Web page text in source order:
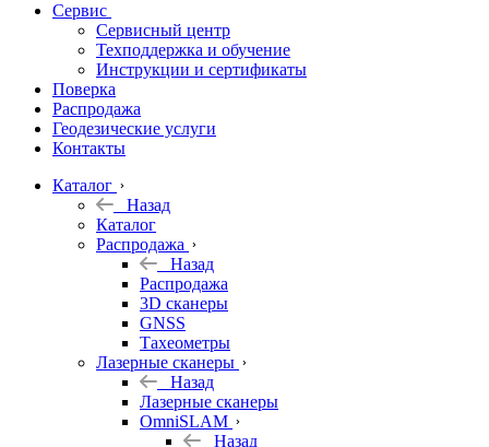
Софт
Георадары
Акции
Гидрография
Подбор
оборудования
по задачам
Архив
Геодезическое
оборудование
Сервис
Сервисный центр
Техподдержка и обучение
Инструкции и сертификаты
Поверка
Распродажа
Геодезические услуги
Контакты
Каталог
Назад
Каталог
Распродажа
Назад
Распродажа
3D сканеры
GNSS
Тахеометры
Лазерные сканеры
Назад
Лазерные сканеры
OmniSLAM
Назад